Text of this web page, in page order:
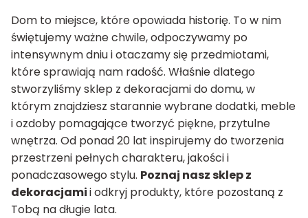
Dom to miejsce, które opowiada historię. To w nim
świętujemy ważne chwile, odpoczywamy po
intensywnym dniu i otaczamy się przedmiotami,
które sprawiają nam radość. Właśnie dlatego
stworzyliśmy sklep z dekoracjami do domu, w
którym znajdziesz starannie wybrane dodatki, meble
i ozdoby pomagające tworzyć piękne, przytulne
wnętrza. Od ponad 20 lat inspirujemy do tworzenia
przestrzeni pełnych charakteru, jakości i
ponadczasowego stylu. Poznaj nasz sklep z
dekoracjamii odkryj produkty, które pozostaną z
Tobą na długie lata.